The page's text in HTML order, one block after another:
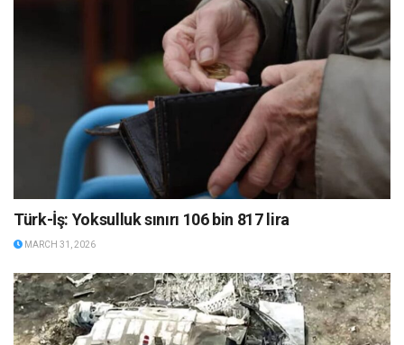
Türk-İş: Yoksulluk sınırı 106 bin 817 lira
MARCH 31, 2026